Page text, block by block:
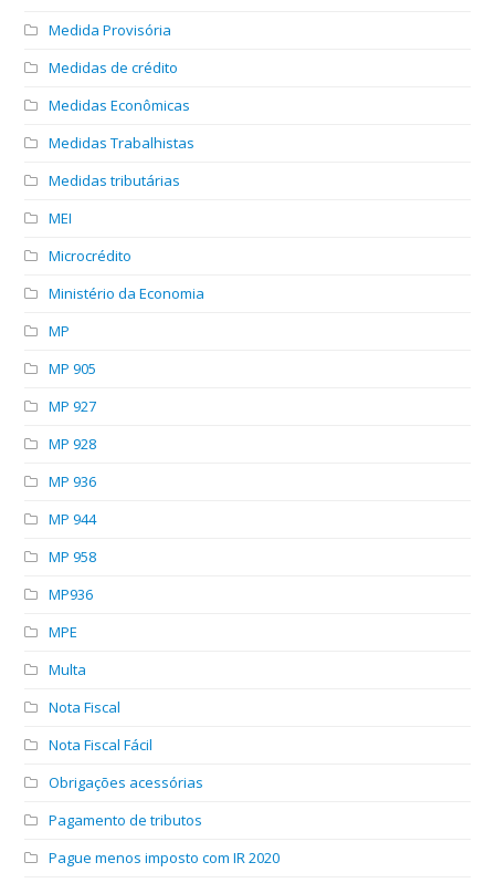
Medida Provisória
Medidas de crédito
Medidas Econômicas
Medidas Trabalhistas
Medidas tributárias
MEI
Microcrédito
Ministério da Economia
MP
MP 905
MP 927
MP 928
MP 936
MP 944
MP 958
MP936
MPE
Multa
Nota Fiscal
Nota Fiscal Fácil
Obrigações acessórias
Pagamento de tributos
Pague menos imposto com IR 2020